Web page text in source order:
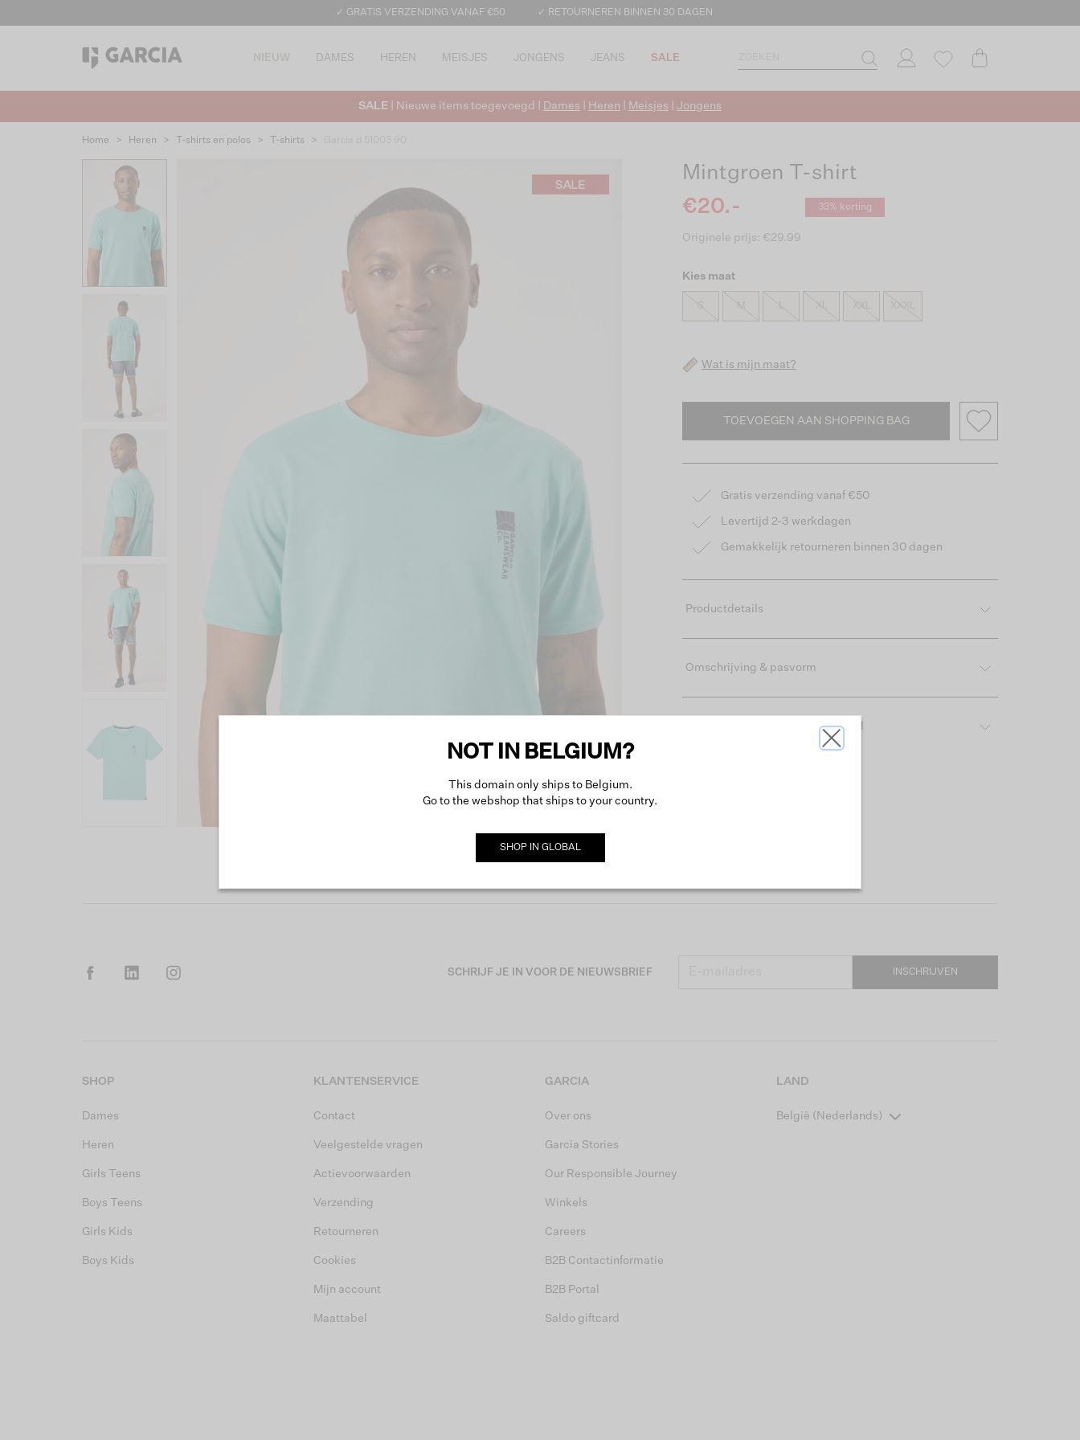
✓ GRATIS VERZENDING VANAF €50 ✓ RETOURNEREN BINNEN 30 DAGEN
NIEUW DAMES HEREN MEISJES JONGENS JEANS SALE
SALE | Nieuwe items toegevoegd | Dames Heren Meisjes Jongens
Home > Heren > T-shirts en polos > T-shirts >
Mintgroen T-shirt
€20.-
33% korting
Originele prijs: €29.99
Kies maat
M XL XXL XXXL
Wat is mijn maat?
TOEVOEGEN AAN SHOPPING BAG
Gratis verzending vanaf €50
Levertijd 2-3 werkdagen
Gemakkelijk retourneren binnen 30 dagen
Productdetails
Omschrijving & pasvorm
Meer over het gebruikte materiaal
SCHRIJF JE IN VOOR DE NIEUWSBRIEF INSCHRIJVEN
SHOP
Dames
Heren
Girls Teens
Boys Teens
Girls Kids
Boys Kids
KLANTENSERVICE
Contact
Veelgestelde vragen
Actievoorwaarden
Verzending
Retourneren
Cookies
Mijn account
Maattabel
GARCIA
Over ons
Garcia Stories
Our Responsible Journey
Winkels
Careers
B2B Contactinformatie
B2B Portal
Saldo giftcard
LAND
België (Nederlands)
NOT IN BELGIUM?
This domain only ships to Belgium.
Go to the webshop that ships to your country.
SHOP IN GLOBAL